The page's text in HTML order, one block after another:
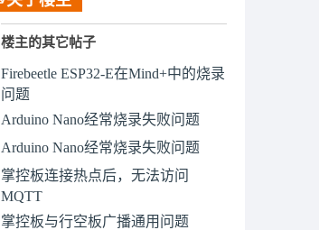
楼主的其它帖子
Firebeetle ESP32-E在Mind+中的烧录
问题
Arduino Nano经常烧录失败问题
Arduino Nano经常烧录失败问题
掌控板连接热点后，无法访问
MQTT
掌控板与行空板广播通用问题